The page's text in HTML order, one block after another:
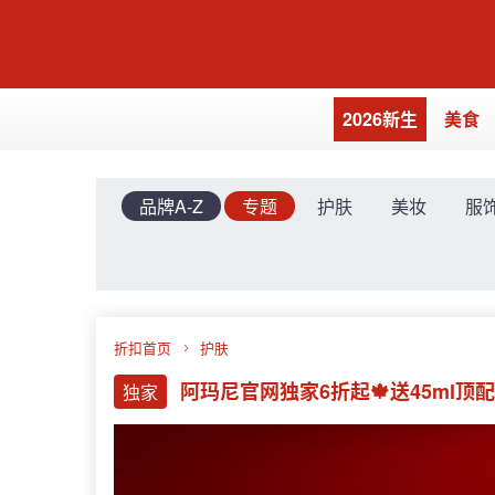
2026新生 美食
品牌A-Z 专题 护肤 美妆 服
折扣首页 护肤
独家 阿玛尼官网独家6折起🍁送45ml顶